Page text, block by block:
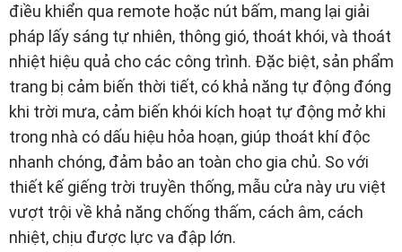
điều khiển qua remote hoặc nút bấm, mang lại giải
pháp lấy sáng tự nhiên, thông gió, thoát khói, và thoát
nhiệt hiệu quả cho các công trình. Đặc biệt, sản phẩm
trang bị cảm biến thời tiết, có khả năng tự động đóng
khi trời mưa, cảm biến khói kích hoạt tự động mở khi
trong nhà có dấu hiệu hỏa hoạn, giúp thoát khí độc
nhanh chóng, đảm bảo an toàn cho gia chủ. So với
thiết kế giếng trời truyền thống, mẫu cửa này ưu việt
vượt trội về khả năng chống thấm, cách âm, cách
nhiệt, chịu được lực va đập lớn.